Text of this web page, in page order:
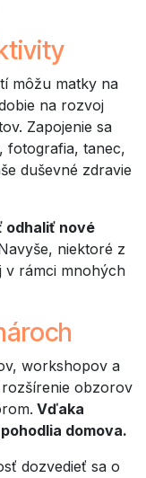
môžu matky na
na rozvoj
Zapojenie sa
fotografia, tanec,
duševné zdravie
odhaliť nové
niektoré z
rámci mnohých
workshopov a
obzorov
Vďaka
domova.
dozvedieť sa o